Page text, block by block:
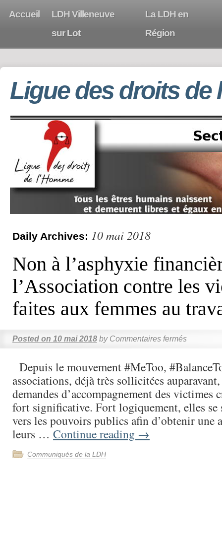
Accueil
LDH Villeneuve
sur Lot
La LDH en
Région
Ligue des droits de
Daily Archives: 10 mai 2018
Non à l’asphyxie
l’Association contre les
faites aux femmes au
Posted on 10 mai 2018 by Commentaires fermés
Depuis le mouvement #MeToo,
associations, déjà très sollicitées
demandes d’accompagnement des victimes
fort significative. Fort logiquement, elles se
vers les pouvoirs publics afin d’obtenir une
leurs … Continue reading →
Communiqués de la LDH